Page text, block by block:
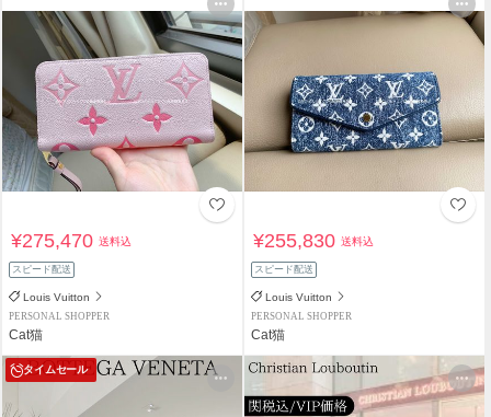
¥275,470送料込
スピード配送
Louis Vuitton
PERSONAL SHOPPER
Cat猫
¥255,830送料込
スピード配送
Louis Vuitton
PERSONAL SHOPPER
Cat猫
タイムセール